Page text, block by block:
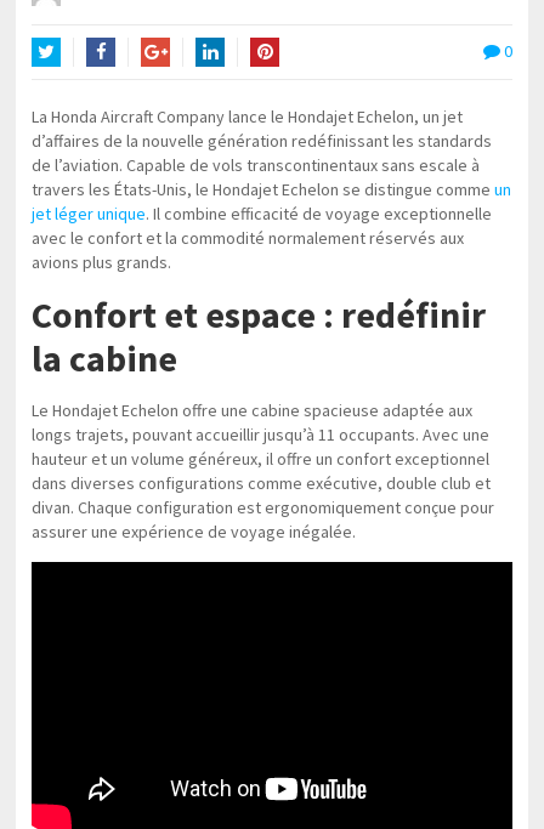
0
La Honda Aircraft Company lance le Hondajet Echelon, un jet
d’affaires de la nouvelle génération redéfinissant les standards
de l’aviation. Capable de vols transcontinentaux sans escale à
travers les États-Unis, le Hondajet Echelon se distingue commeun
jet léger unique. Il combine efficacité de voyage exceptionnelle
avec le confort et la commodité normalement réservés aux
avions plus grands.
Confort et espace : redéfinir
la cabine
Le Hondajet Echelon offre une cabine spacieuse adaptée aux
longs trajets, pouvant accueillir jusqu’à 11 occupants. Avec une
hauteur et un volume généreux, il offre un confort exceptionnel
dans diverses configurations comme exécutive, double club et
divan. Chaque configuration est ergonomiquement conçue pour
assurer une expérience de voyage inégalée.